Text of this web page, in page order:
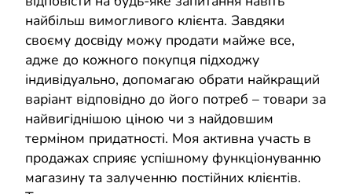
найбільш вимогливого клієнта. Завдяки
своєму досвіду можу продати майже все,
адже до кожного покупця підходжу
індивідуально, допомагаю обрати найкращий
варіант відповідно до його потреб – товари за
найвигіднішою ціною чи з найдовшим
терміном придатності. Моя активна участь в
продажах сприяє успішному функціонуванню
магазину та залученню постійних клієнтів.